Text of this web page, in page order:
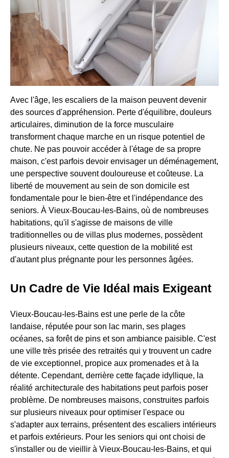
Avec l'âge, les escaliers de la maison peuvent devenir
des sources d'appréhension. Perte d'équilibre, douleurs
articulaires, diminution de la force musculaire
transforment chaque marche en un risque potentiel de
chute. Ne pas pouvoir accéder à l'étage de sa propre
maison, c'est parfois devoir envisager un déménagement,
une perspective souvent douloureuse et coûteuse. La
liberté de mouvement au sein de son domicile est
fondamentale pour le bien-être et l'indépendance des
seniors. À Vieux-Boucau-les-Bains, où de nombreuses
habitations, qu'il s'agisse de maisons de ville
traditionnelles ou de villas plus modernes, possèdent
plusieurs niveaux, cette question de la mobilité est
d'autant plus prégnante pour les personnes âgées.
Un Cadre de Vie Idéal mais Exigeant
Vieux-Boucau-les-Bains est une perle de la côte
landaise, réputée pour son lac marin, ses plages
océanes, sa forêt de pins et son ambiance paisible. C'est
une ville très prisée des retraités qui y trouvent un cadre
de vie exceptionnel, propice aux promenades et à la
détente. Cependant, derrière cette façade idyllique, la
réalité architecturale des habitations peut parfois poser
problème. De nombreuses maisons, construites parfois
sur plusieurs niveaux pour optimiser l'espace ou
s'adapter aux terrains, présentent des escaliers intérieurs
et parfois extérieurs. Pour les seniors qui ont choisi de
s'installer ou de vieillir à Vieux-Boucau-les-Bains, et qui